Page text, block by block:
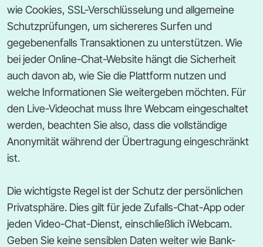
wie Cookies, SSL-Verschlüsselung und allgemeine
Schutzprüfungen, um sichereres Surfen und
gegebenenfalls Transaktionen zu unterstützen. Wie
bei jeder Online-Chat-Website hängt die Sicherheit
auch davon ab, wie Sie die Plattform nutzen und
welche Informationen Sie weitergeben möchten. Für
den Live-Videochat muss Ihre Webcam eingeschaltet
werden, beachten Sie also, dass die vollständige
Anonymität während der Übertragung eingeschränkt
ist.
Die wichtigste Regel ist der Schutz der persönlichen
Privatsphäre. Dies gilt für jede Zufalls-Chat-App oder
jeden Video-Chat-Dienst, einschließlich iWebcam.
Geben Sie keine sensiblen Daten weiter wie Bank-